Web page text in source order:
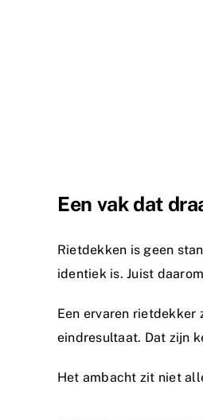
Een vak dat
Rietdekken is geen
identiek is. Juist
Een ervaren rietdekker
eindresultaat. Dat zijn
Het ambacht zit niet